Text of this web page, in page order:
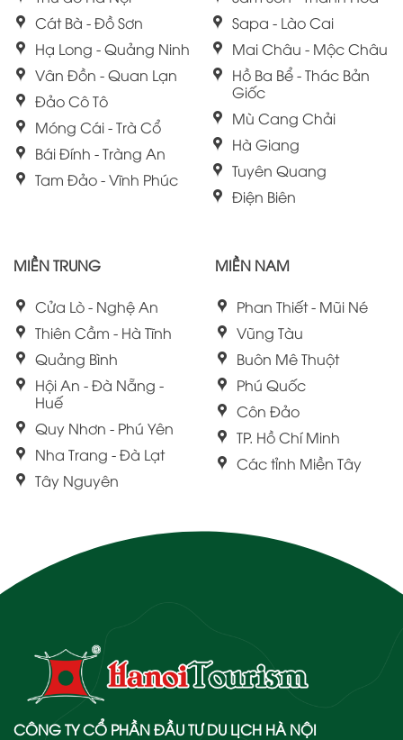
Cát Bà - Đồ Sơn
Hạ Long - Quảng Ninh
Vân Đồn - Quan Lạn
Đảo Cô Tô
Móng Cái - Trà Cổ
Bái Đính - Tràng An
Tam Đảo - Vĩnh Phúc
Sapa - Lào Cai
Mai Châu - Mộc Châu
Hồ Ba Bể - Thác Bản
Giốc
Mù Cang Chải
Hà Giang
Tuyên Quang
Điện Biên
MIỀN TRUNG
Cửa Lò - Nghệ An
Thiên Cầm - Hà Tĩnh
Quảng Bình
Hội An - Đà Nẵng -
Huế
Quy Nhơn - Phú Yên
Nha Trang - Đà Lạt
Tây Nguyên
MIỀN NAM
Phan Thiết - Mũi Né
Vũng Tàu
Buôn Mê Thuột
Phú Quốc
Côn Đảo
TP. Hồ Chí Minh
Các tỉnh Miền Tây
CÔNG TY CỔ PHẦN ĐẦU TƯ DU LỊCH HÀ NỘI